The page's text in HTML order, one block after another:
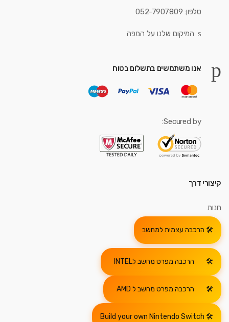
טלפון: 052-7907809
המיקום שלנו על המפה
אנו משתמשים בתשלום בטוח
Secured by:
קיצורי דרך
חנות
הרכבה עצמית למחשב
הרכבה מפרט מחשב לINTEL
הרכבה מפרט מחשב ל AMD
Build your own Nintendo Switch